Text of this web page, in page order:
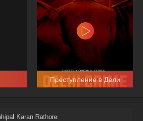
Преступление в Дели
Karan Rathore